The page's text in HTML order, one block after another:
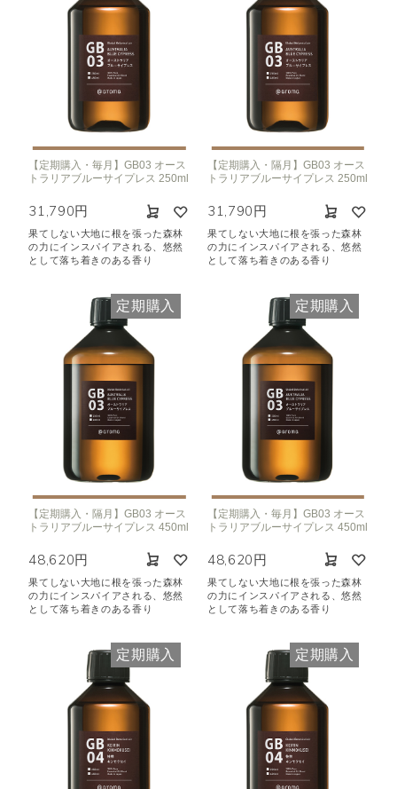
【定期購入・毎月】GB03 オース
トラリアブルーサイプレス 250ml
31,790円
果てしない大地に根を張った森林
の力にインスパイアされる、悠然
として落ち着きのある香り
【定期購入・隔月】GB03 オース
トラリアブルーサイプレス 250ml
31,790円
果てしない大地に根を張った森林
の力にインスパイアされる、悠然
として落ち着きのある香り
定期購入
【定期購入・隔月】GB03 オース
トラリアブルーサイプレス 450ml
48,620円
果てしない大地に根を張った森林
の力にインスパイアされる、悠然
として落ち着きのある香り
定期購入
【定期購入・毎月】GB03 オース
トラリアブルーサイプレス 450ml
48,620円
果てしない大地に根を張った森林
の力にインスパイアされる、悠然
として落ち着きのある香り
定期購入 定期購入